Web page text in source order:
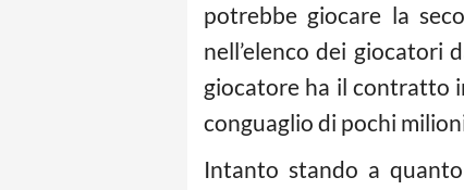
potrebbe giocare la
nell’elenco dei giocatori
giocatore ha il contratto
conguaglio di pochi
Intanto stando a